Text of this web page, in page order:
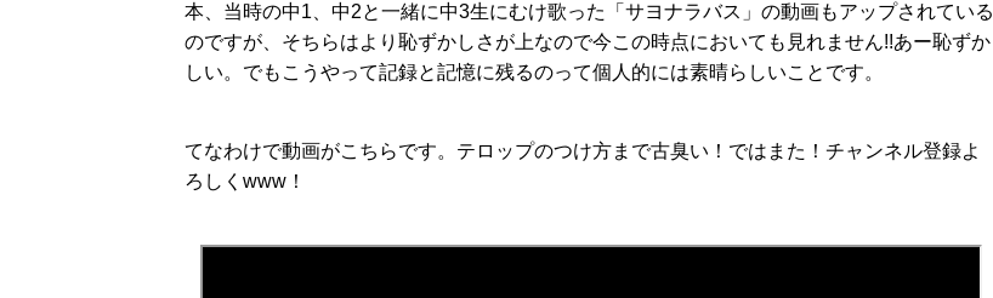
本、当時の中1、中2と一緒に中3生にむけ歌った「サヨナラバス」の動画もアップされている
のですが、そちらはより恥ずかしさが上なので今この時点においても見れません!!あー恥ずか
しい。でもこうやって記録と記憶に残るのって個人的には素晴らしいことです。
てなわけで動画がこちらです。テロップのつけ方まで古臭い！ではまた！チャンネル登録よ
ろしくwww！